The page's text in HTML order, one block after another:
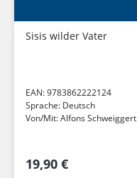
Sisis wilder Vater
EAN:9783862222124
Sprache: Deutsch
Von/Mit:Alfons Schweiggert
19,90 €